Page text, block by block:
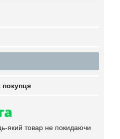
покупця
який товар не покидаючи